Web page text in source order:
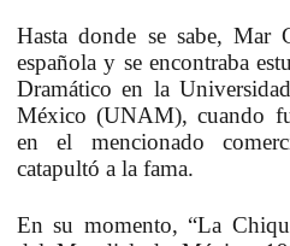
Hasta donde se sabe, Mar
española y se encontraba
Dramático en la
México (UNAM), cuando
en el mencionado
catapultó a la fama.
En su momento, “La